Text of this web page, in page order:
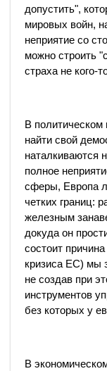
допустить",
мировых войн,
неприятие со
можно строить
страха не кого-
В политическом
найти свой
наталкиваются
полное
сферы, Европа
четких границ:
железным
докуда он
состоит
кризиса ЕС) мы
не создав при
инструментов
без которых у
В